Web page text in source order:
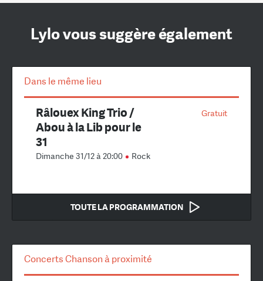
Lylo vous suggère également
Dans le même lieu
Gratuit
Râlouex King Trio /
Abou à la Lib pour le
31
Dimanche 31/12 à 20:00 Rock
TOUTE LA PROGRAMMATION
Concerts Chanson à proximité